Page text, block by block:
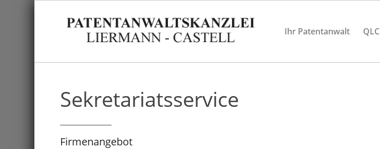
Ihr Patentanwalt QLC
Sekretariatsservice
Firmenangebot